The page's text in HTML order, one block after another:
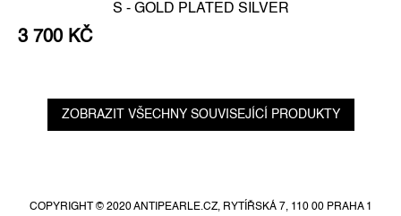
S - GOLD PLATED SILVER
3 700 KČ
ZOBRAZIT VŠECHNY SOUVISEJÍCÍ PRODUKTY
COPYRIGHT © 2020 ANTIPEARLE.CZ, RYTÍŘSKÁ 7, 110 00 PRAHA 1